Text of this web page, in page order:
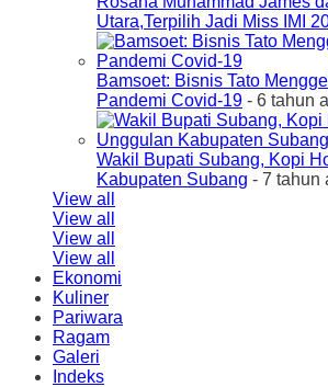
Utara,Terpilih Jadi Miss IMI
Bamsoet: Bisnis Tato
Pandemi Covid-19 - 6 tahun
Wakil Bupati Subang, Kopi
Kabupaten Subang - 7 tahun
View all
View all
View all
View all
Ekonomi
Kuliner
Pariwara
Ragam
Galeri
Indeks